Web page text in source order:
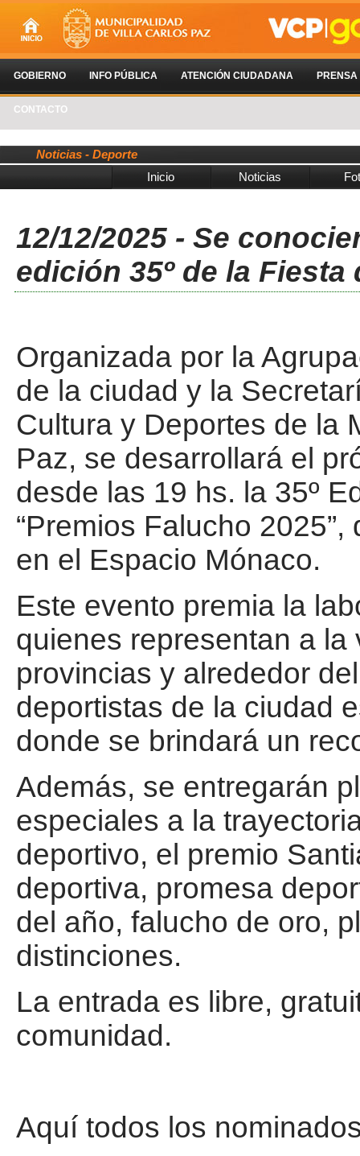
GOBIERNO INFO PÚBLICA ATENCIÓN CIUDADANA PRENSA
CONTACTO
Noticias - Deporte
Inicio
Noticias
12/12/2025 - Se
edición 35º de la Fiesta
Organizada por la
de la ciudad y la
Cultura y Deportes de la
Paz, se desarrollará el
desde las 19 hs. la 35º
“Premios Falucho
en el Espacio Mónaco.
Este evento premia la
quienes representan a
provincias y alrededor
deportistas de la ciudad
donde se brindará un
Además, se entregarán
especiales a la
deportivo, el premio
deportiva, promesa
del año, falucho de oro,
distinciones.
La entrada es libre,
comunidad.
Aquí todos los